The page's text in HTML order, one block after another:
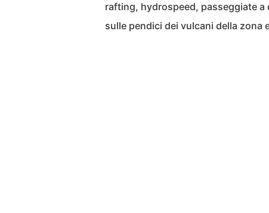
rafting, hydrospeed, passeggiate
sulle pendici dei vulcani della zona